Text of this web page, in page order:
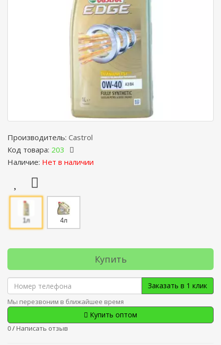
Производитель: Castrol
Код товара: 203
Наличие: Нет в наличии
1л 4л
Купить
Заказать в 1 клик
Мы перезвоним в ближайшее время
Купить оптом
0/ Написать отзыв